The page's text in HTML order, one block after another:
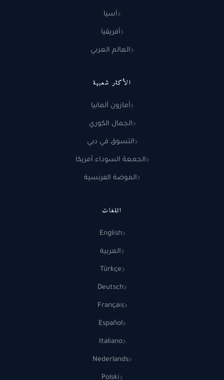
آسيا
أفريقيا
العالم العربي
الأكثر شعبية
أمازون ألمانيا
الجمال الكوري
التسوق في دبي
الجمعة السوداء أمريكا
الموضة الفرنسية
اللغات
English
العربية
Türkçe
Deutsch
Français
Español
Italiano
Nederlands
Polski